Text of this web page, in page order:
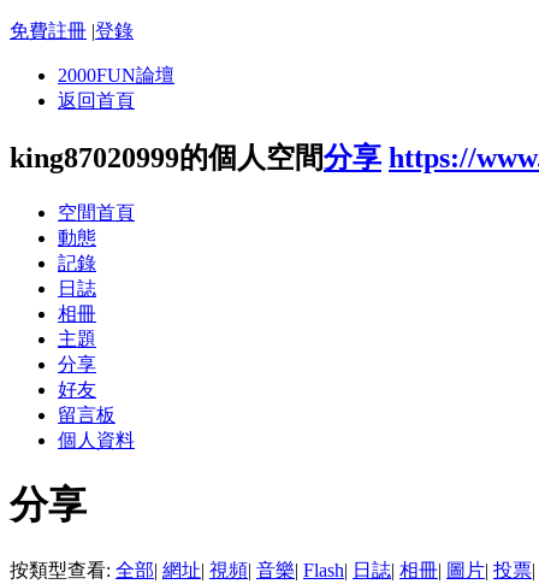
免費註冊 |登錄
2000FUN論壇
返回首頁
king87020999的個人空間分享 https://
空間首頁
動態
記錄
日誌
相冊
主題
分享
好友
留言板
個人資料
分享
按類型查看: 全部| 網址| 視頻| 音樂| Flash| 日誌| 相冊| 圖片| 投票|